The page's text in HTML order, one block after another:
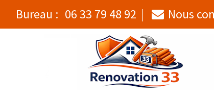
Bureau : 06 33 79 48 92 Nous